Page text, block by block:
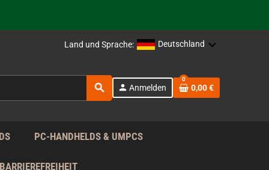
Land und Sprache: Deutschland
search person Anmelden
0
0,00 €
PC-HANDHELDS & UMPCS